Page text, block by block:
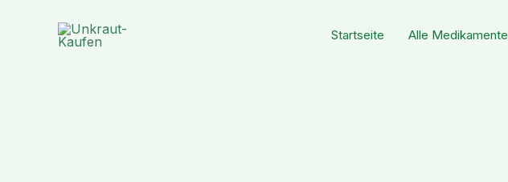
Startseite Alle Medikamente